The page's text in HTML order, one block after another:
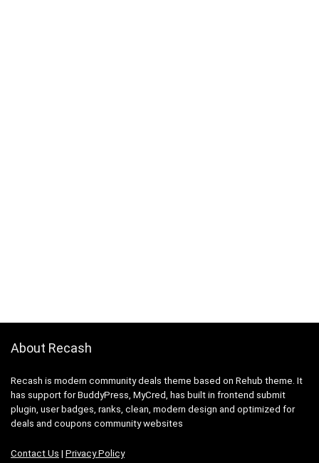
About Recash
Recash is modern community deals theme based on Rehub theme. It
has support for BuddyPress, MyCred, has built in frontend submit
plugin, user badges, ranks, clean, modern design and optimized for
deals and coupons community websites
Contact Us | Privacy Policy